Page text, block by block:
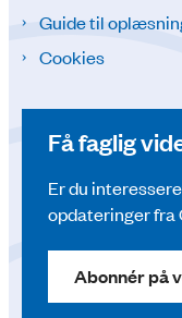
Guide til
Cookies
Få faglig
Er du
opdateringer fra
Abonnér på